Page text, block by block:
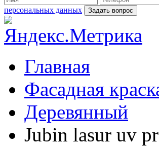
персональных данных
Главная
Фасадная
Деревянный
Jubin lasur uv